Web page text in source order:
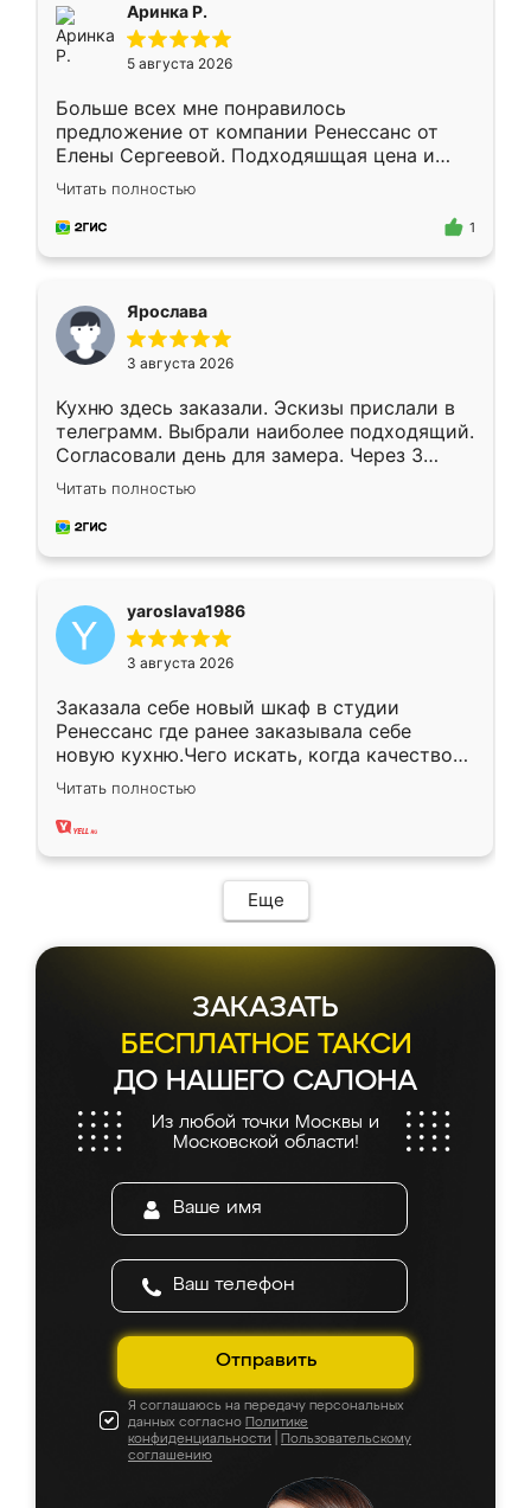
Аринка Р.
5 августа 2026
Больше всех мне понравилось
предложение от компании Ренессанс от
Елены Сергеевой. Подходяшщая цена и
короткие сроки изготовления. Приехавший
для замера сотрудник Владислав
предложил по моему эскизу самый
Читать полностью
1
Ярослава
3 августа 2026
Кухню здесь заказали. Эскизы прислали в
телеграмм. Выбрали наиболее подходящий.
Согласовали день для замера. Через 3
недели кухня была уже готова. Остались
довольны работой. Спасибо Ренессанс
мебель за качественную работу!
Читать полностью
yaroslava1986
3 августа 2026
Заказала себе новый шкаф в студии
Ренессанс где ранее заказывала себе
новую кухню.Чего искать, когда качеством
вполне довольна. Служит кухня уже почти
два года, нареканий нет.
Читать полностью
Еще
ЗАКАЗАТЬ
БЕСПЛАТНОЕ ТАКСИ
ДО НАШЕГО САЛОНА
Из любой точки Москвы и
Московской области!
Отправить
Я соглашаюсь на передачу персональных
данных согласно Политике
конфиденциальности
Пользовательскому
соглашению